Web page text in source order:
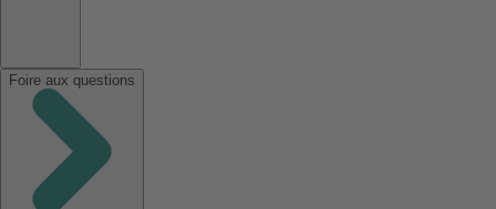
Foire aux questions